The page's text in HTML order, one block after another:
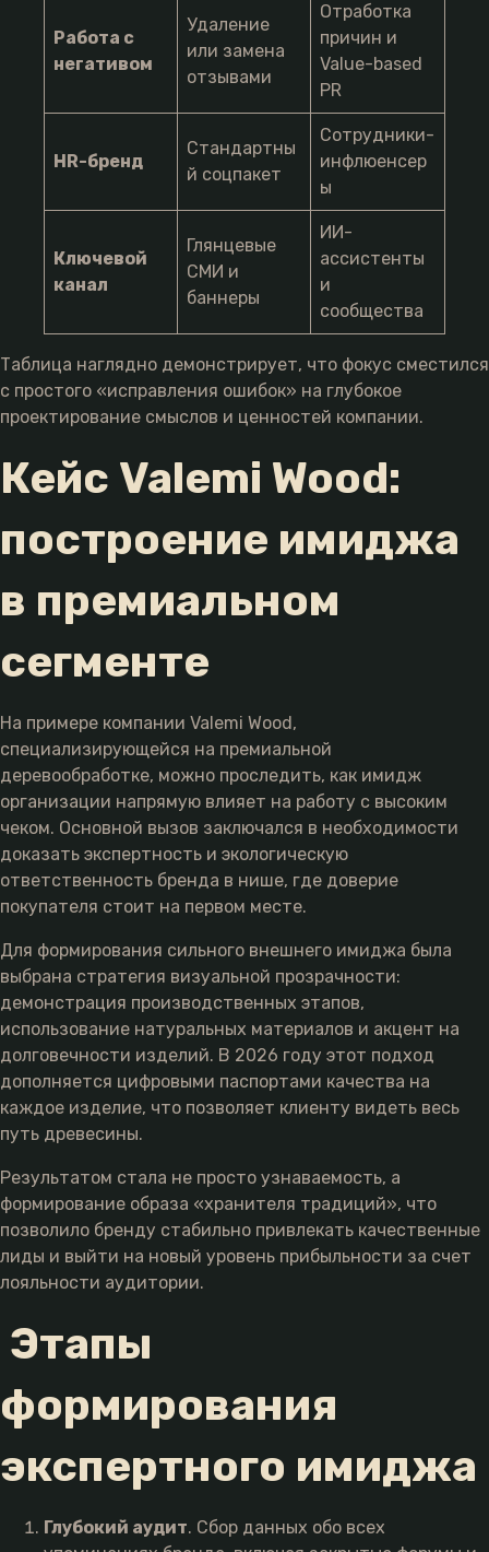
Работа с
негативом
Удаление
или замена
отзывами
Отработка
причин и
Value-based
PR
HR-бренд
Стандартны
й соцпакет
Сотрудники-
инфлюенсер
ы
Ключевой
канал
Глянцевые
СМИ и
баннеры
ИИ-
ассистенты
и
сообщества
Таблица наглядно демонстрирует, что фокус сместился
с простого «исправления ошибок» на глубокое
проектирование смыслов и ценностей компании.
Кейс Valemi Wood:
построение имиджа
в премиальном
сегменте
На примере компании Valemi Wood,
специализирующейся на премиальной
деревообработке, можно проследить, как имидж
организации напрямую влияет на работу с высоким
чеком. Основной вызов заключался в необходимости
доказать экспертность и экологическую
ответственность бренда в нише, где доверие
покупателя стоит на первом месте.
Для формирования сильного внешнего имиджа была
выбрана стратегия визуальной прозрачности:
демонстрация производственных этапов,
использование натуральных материалов и акцент на
долговечности изделий. В 2026 году этот подход
дополняется цифровыми паспортами качества на
каждое изделие, что позволяет клиенту видеть весь
путь древесины.
Результатом стала не просто узнаваемость, а
формирование образа «хранителя традиций», что
позволило бренду стабильно привлекать качественные
лиды и выйти на новый уровень прибыльности за счет
лояльности аудитории.
Этапы
формирования
экспертного имиджа
Глубокий аудит. Сбор данных обо всех